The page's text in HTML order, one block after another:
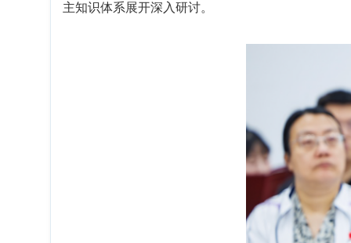
主知识体系展开深入研讨。